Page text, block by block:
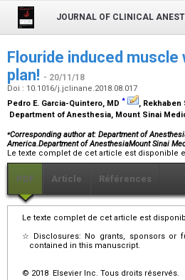
JOURNAL OF CLINICAL
Flouride induced
plan! - 20/11/18
Doi : 10.1016/j.jclinane.2018.08.017
Pedro E. Garcia-Quintero, MD
⁎
, Rekhaben
Department of Anesthesia, Mount Sinai
⁎Corresponding author at: Department of
America.Department of AnesthesiaMount Sinai
Le texte complet de cet article est disponible
PDF Article Références
Le texte complet de cet article est
☆
Disclosures: No grants, sponsors
contained in this manuscript.
© 2018 Elsevier Inc. Tous droits réservés.